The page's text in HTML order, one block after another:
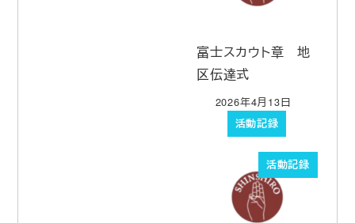
富士スカウト章 地
区伝達式
投稿日
2026年4月13日
活動記録
活動記録